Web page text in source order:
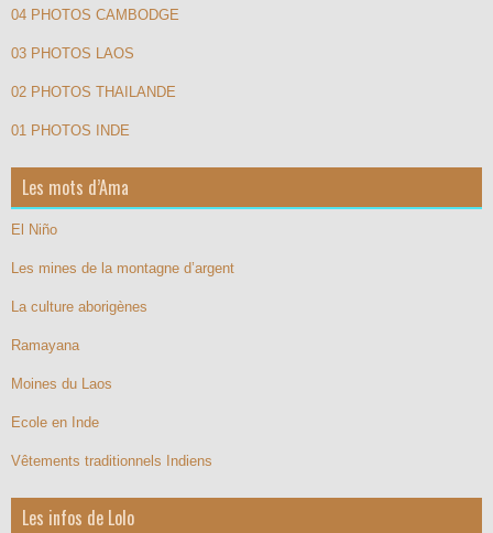
04 PHOTOS CAMBODGE
03 PHOTOS LAOS
02 PHOTOS THAILANDE
01 PHOTOS INDE
Les mots d’Ama
El Niño
Les mines de la montagne d’argent
La culture aborigènes
Ramayana
Moines du Laos
Ecole en Inde
Vêtements traditionnels Indiens
Les infos de Lolo